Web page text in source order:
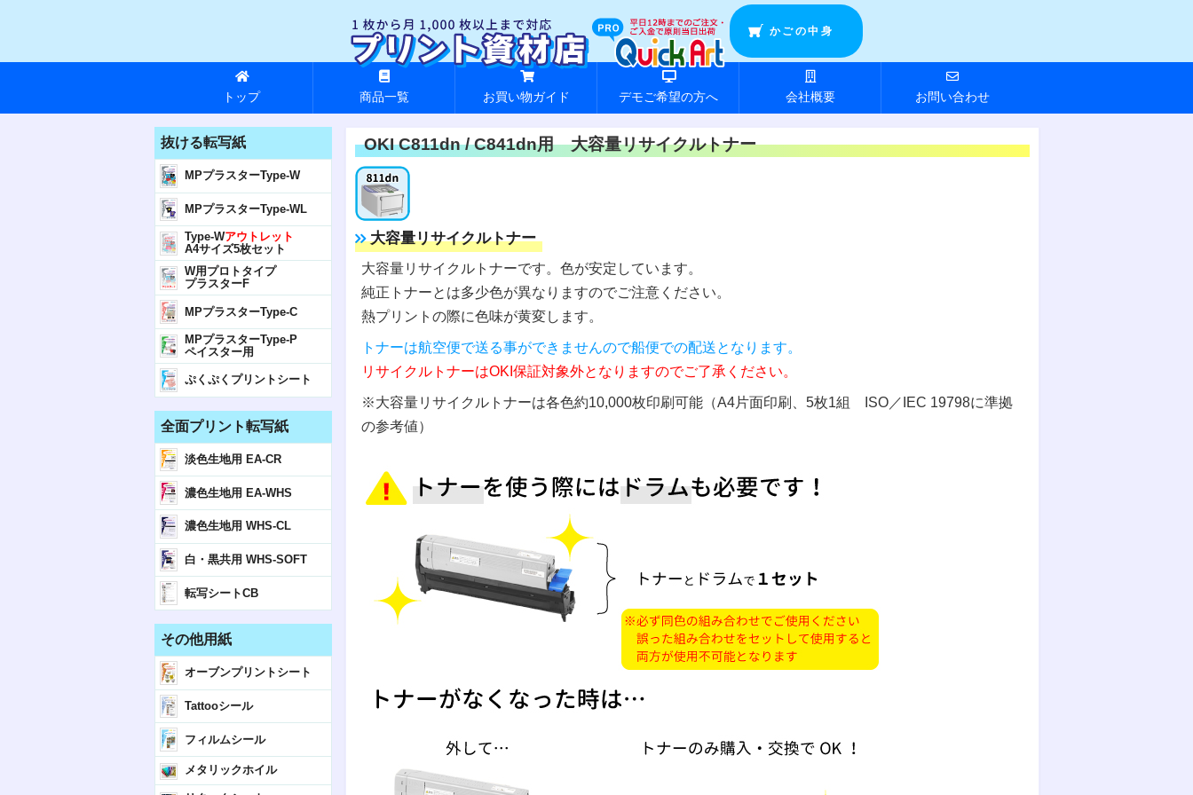
かごの中身
トップ 商品一覧 お買い物ガイド デモご希望の方へ 会社概要 お問い合わせ
OKI C811dn / C841dn用 大容量リサイクルトナー
大容量リサイクルトナー
大容量リサイクルトナーです。色が安定しています。
純正トナーとは多少色が異なりますのでご注意ください。
熱プリントの際に色味が黄変します。
トナーは航空便で送る事ができませんので船便での配送となります。
リサイクルトナーはOKI保証対象外となりますのでご了承ください。
※大容量リサイクルトナーは各色約10,000枚印刷可能（A4片面印刷、5枚1組 ISO／IEC 19798に準拠
の参考値）
抜ける転写紙
MPプラスターType-W
MPプラスターType-WL
Type-Wアウトレット
A4サイズ5枚セット
W用プロトタイプ
プラスターF
MPプラスターType-C
MPプラスターType-P
ペイスター用
ぷくぷくプリントシート
全面プリント転写紙
淡色生地用 EA-CR
濃色生地用 EA-WHS
濃色生地用 WHS-CL
白・黒共用 WHS-SOFT
転写シートCB
その他用紙
オーブンプリントシート
Tattooシール
フィルムシール
メタリックホイル